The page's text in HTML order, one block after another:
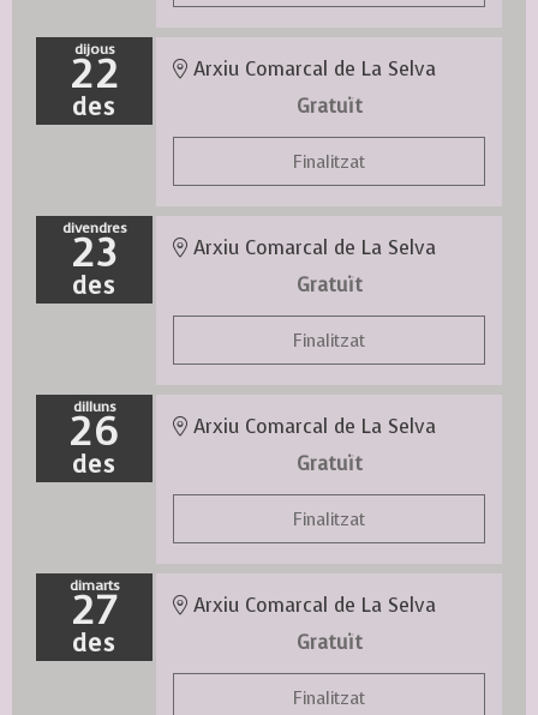
dijous
22
des
Arxiu Comarcal de La Selva
Gratuït
Finalitzat
divendres
23
des
Arxiu Comarcal de La Selva
Gratuït
Finalitzat
dilluns
26
des
Arxiu Comarcal de La Selva
Gratuït
Finalitzat
dimarts
27
des
Arxiu Comarcal de La Selva
Gratuït
Finalitzat